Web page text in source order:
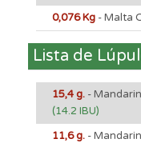
0,076 Kg - Malta
Lista de
15,4 g. -
(14.2 IBU)
11,6 g. -